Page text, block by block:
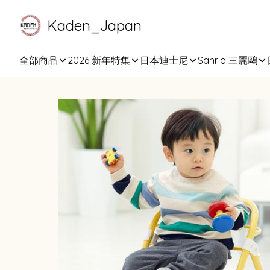
Kaden_Japan
全部商品 2026 新年特集 日本迪士尼 Sanrio 三麗鷗